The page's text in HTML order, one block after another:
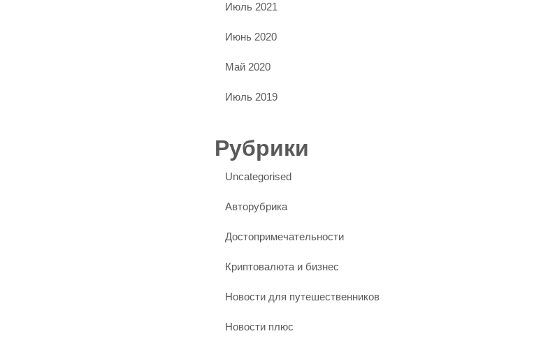
Июль 2021
Июнь 2020
Май 2020
Июль 2019
Рубрики
Uncategorised
Авторубрика
Достопримечательности
Криптовалюта и бизнес
Новости для путешественников
Новости плюс